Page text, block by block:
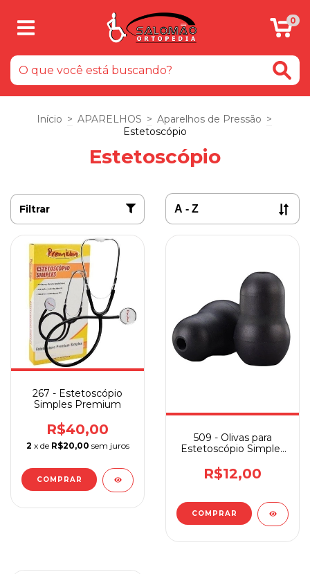
0
Início > APARELHOS > Aparelhos de Pressão >
Estetoscópio
Estetoscópio
Filtrar
267 - Estetoscópio
Simples Premium
R$40,00
2 x de R$20,00 sem juros
509 - Olivas para
Estetoscópio Simples
R$12,00